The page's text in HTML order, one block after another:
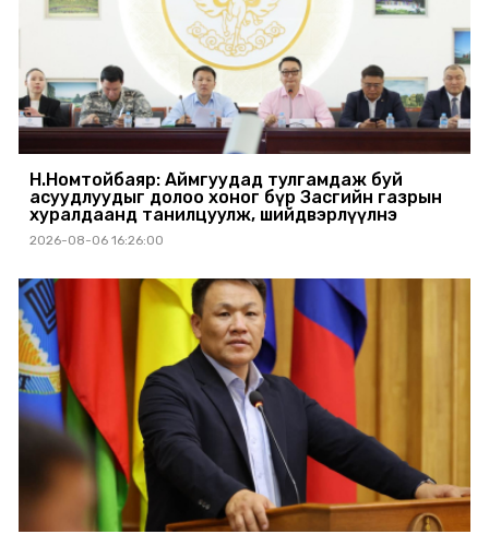
Н.Номтойбаяр: Аймгуудад тулгамдаж буй
асуудлуудыг долоо хоног бүр Засгийн газрын
хуралдаанд танилцуулж, шийдвэрлүүлнэ
2026-08-06 16:26:00